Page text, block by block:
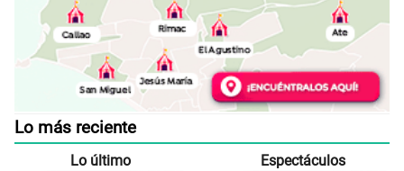
Lo más reciente
Lo último Espectáculos